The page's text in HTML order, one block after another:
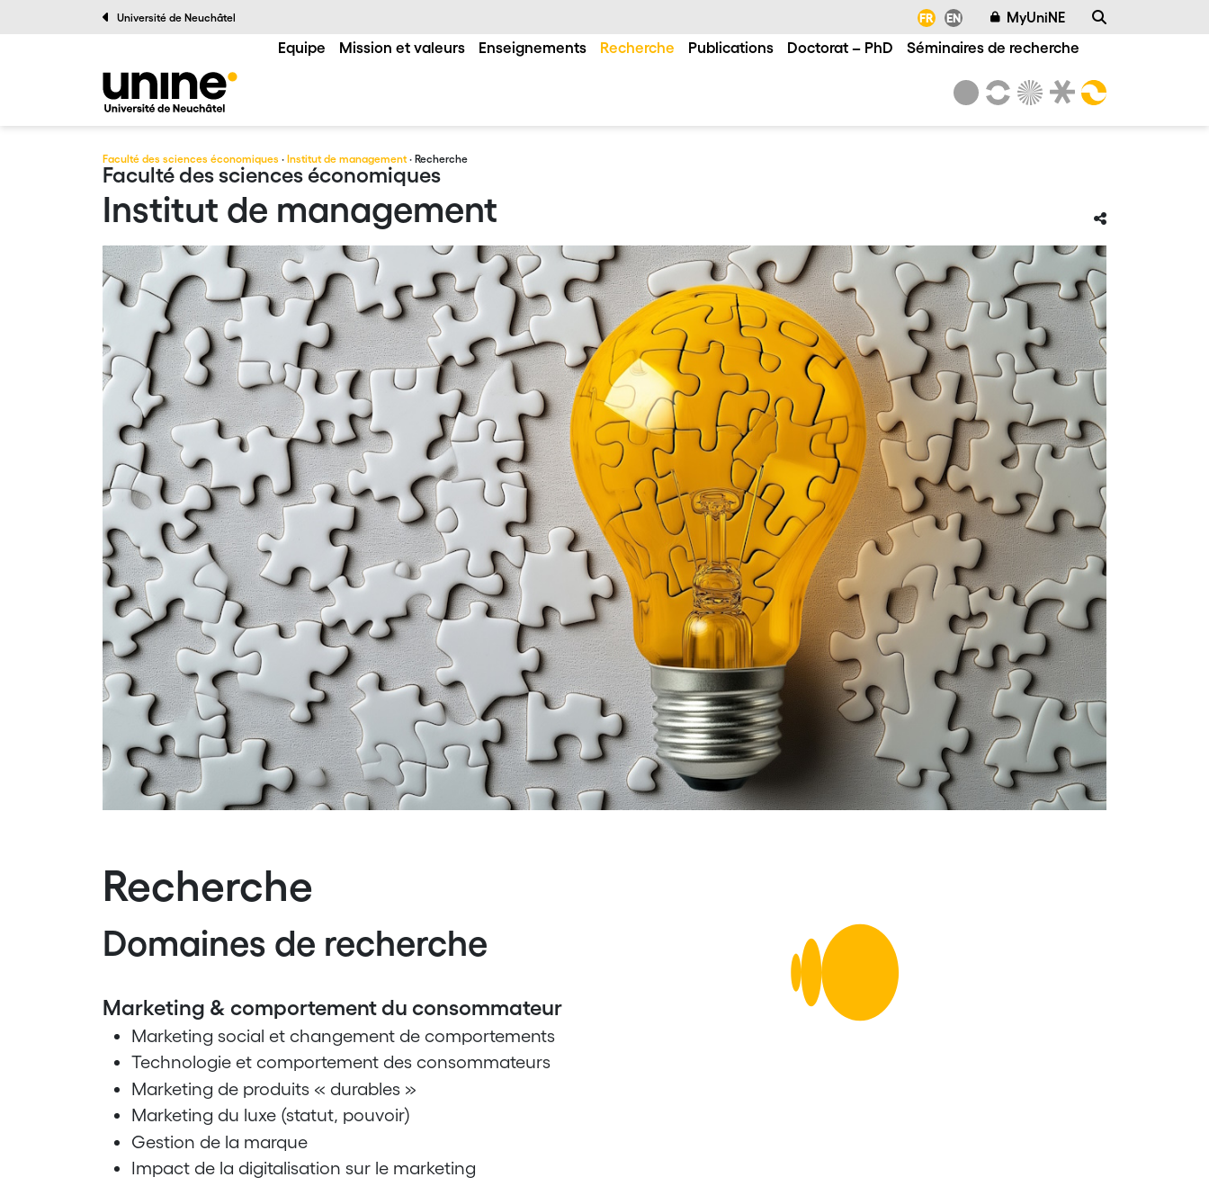
Université de Neuchâtel FR EN MyUniNE
Equipe Mission et valeurs Enseignements Recherche Publications Doctorat – PhD Séminaires de recherche
Faculté des sciences économiques · Institut de management· Recherche
Faculté des sciences économiques
Institut de management
Recherche
Domaines de recherche
Marketing & comportement du consommateur
Marketing social et changement de comportements
Technologie et comportement des consommateurs
Marketing de produits « durables »
Marketing du luxe (statut, pouvoir)
Gestion de la marque
Impact de la digitalisation sur le marketing